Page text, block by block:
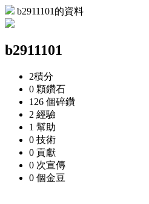
b2911101的資料
b2911101
2積分
0 顆鑽石
126 個碎鑽
2 經驗
1 幫助
0 技術
0 貢獻
0 次宣傳
0 個金豆